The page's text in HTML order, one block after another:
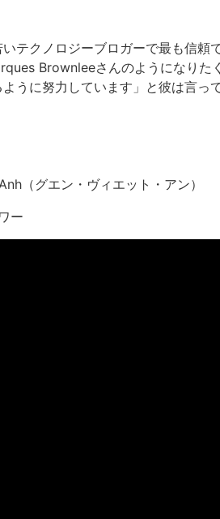
テクノロジーブロガーで最も信
Brownleeさんのようになりた
うに努力しています」と彼は言っ
（グエン・ヴィエット・アン）
ー